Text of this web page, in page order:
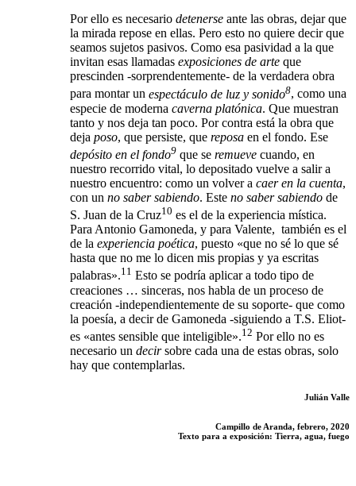
Por ello es necesario detenerse ante las obras, dejar que
la mirada repose en ellas. Pero esto no quiere decir que
seamos sujetos pasivos. Como esa pasividad a la que
invitan esas llamadas exposiciones de arte que
prescinden -sorprendentemente- de la verdadera obra
para montar un espectáculo de luz y sonido8, como una
especie de moderna caverna platónica. Que muestran
tanto y nos deja tan poco. Por contra está la obra que
deja poso, que persiste, que reposa en el fondo. Ese
depósito en el fondo9 que se remueve cuando, en
nuestro recorrido vital, lo depositado vuelve a salir a
nuestro encuentro: como un volver a caer en la cuenta,
con un no saber sabiendo. Este no saber sabiendo de
S. Juan de la Cruz10 es el de la experiencia mística.
Para Antonio Gamoneda, y para Valente, también es el
de la experiencia poética, puesto «que no sé lo que sé
hasta que no me lo dicen mis propias y ya escritas
palabras».11 Esto se podría aplicar a todo tipo de
creaciones … sinceras, nos habla de un proceso de
creación -independientemente de su soporte- que como
la poesía, a decir de Gamoneda -siguiendo a T.S. Eliot-
es «antes sensible que inteligible».12 Por ello no es
necesario un decirsobre cada una de estas obras, solo
hay que contemplarlas.
Julián Valle
Campillo de Aranda, febrero, 2020
Texto para a exposición: Tierra, agua, fuego